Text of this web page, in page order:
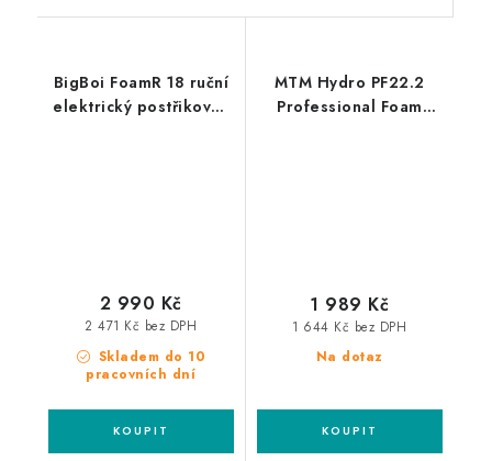
BigBoi FoamR 18 ruční
elektrický postřikovač
Skladem do 10
pracovních dní
2 471 Kč bez DPH
2 990 Kč
MTM Hydro PF22.2
Professional Foam
Na dotaz
1 644 Kč bez DPH
1 989 Kč